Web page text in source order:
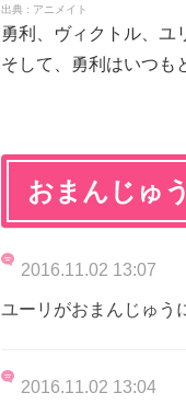
アニメイト
勇利、ヴィクトル、ユ
そして、勇利はいつも
おまんじゅ
2016.11.02 13:07
ユーリがおまんじゅう
2016.11.02 13:04